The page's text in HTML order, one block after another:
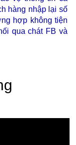
hàng nhập lại số
hợp không tiện
qua chát FB và